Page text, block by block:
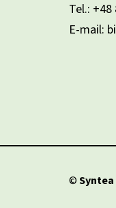
Tel.: +48
E-mail:
©Syntea